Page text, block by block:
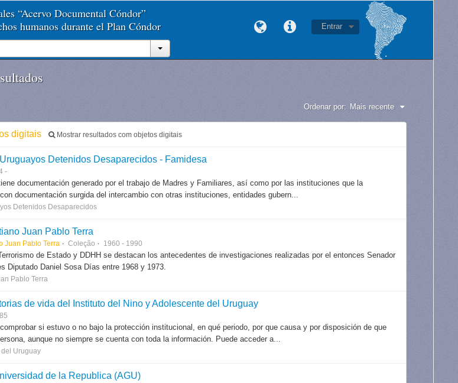
“Acervo Documental Cóndor”
humanos durante el Plan Cóndor
Entrar
Ordenar por: Mais recente
digitais Mostrar resultados com objetos digitais
Detenidos Desaparecidos - Famidesa
-
documentación generado por el trabajo de Madres y Familiares, así como por las instituciones que la
documentación surgida del intercambio con otras instituciones, entidades gubern...
Detenidos Desaparecidos
Juan Pablo Terra
Juan Pablo Terra Coleção 1960 - 1990
de Estado y DDHH se destacan los antecedentes de investigaciones realizadas por el entonces Senador
Diputado Daniel Sosa Días entre 1968 y 1973.
Pablo Terra
de vida del Instituto del Nino y Adolescente del Uruguay
si estuvo o no bajo la protección institucional, en qué periodo, por que causa y por disposición de que
aunque no siempre se cuenta con toda la información. Puede acceder a...
del Uruguay
de la Republica (AGU)